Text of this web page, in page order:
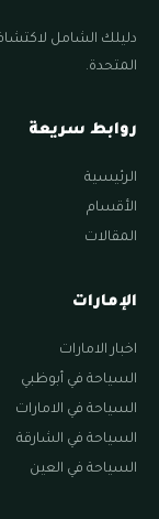
دليلك الشامل
المتحدة.
روابط سريعة
الرئيسية
الأقسام
المقالات
الإمارات
اخبار الامارات
السياحة في أبوظبي
السياحة في الامارات
السياحة في الشارقة
السياحة في العين